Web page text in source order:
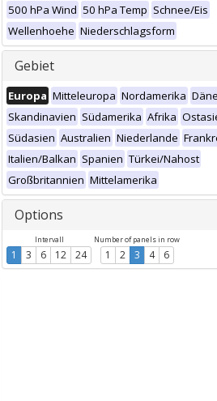
500 hPa Wind 50 hPa Temp Schnee/Eis
Wellenhoehe Niederschlagsform
Gebiet
Europa Mitteleuropa Nordamerika
Skandinavien Südamerika Afrika
Südasien Australien Niederlande
Italien/Balkan Spanien Türkei/Nahost
Großbritannien Mittelamerika
Options
Intervall
1 3 6 12 24
Number of panels in row
1 2 3 4 6